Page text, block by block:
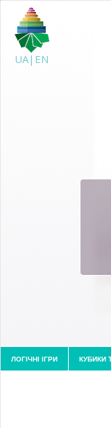
UA|EN
ЛОГІЧНІ ІГРИ КУБИКИ